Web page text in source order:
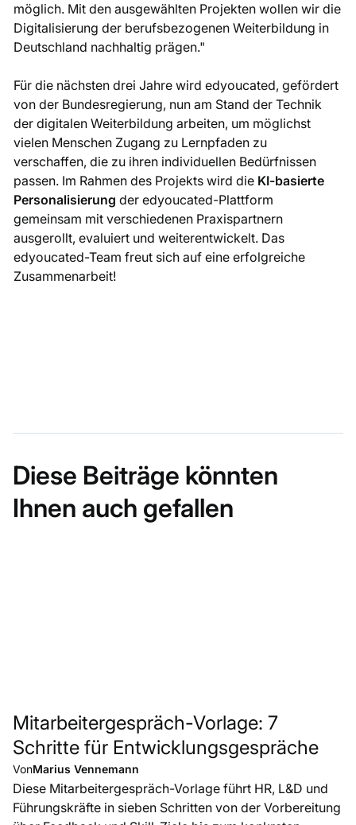
möglich. Mit den ausgewählten Projekten wollen wir die
Digitalisierung der berufsbezogenen Weiterbildung in
Deutschland nachhaltig prägen."
Für die nächsten drei Jahre wird edyoucated, gefördert
von der Bundesregierung, nun am Stand der Technik
der digitalen Weiterbildung arbeiten, um möglichst
vielen Menschen Zugang zu Lernpfaden zu
verschaffen, die zu ihren individuellen Bedürfnissen
passen. Im Rahmen des Projekts wird die KI-basierte
Personalisierung der edyoucated-Plattform
gemeinsam mit verschiedenen Praxispartnern
ausgerollt, evaluiert und weiterentwickelt. Das
edyoucated-Team freut sich auf eine erfolgreiche
Zusammenarbeit!
Diese Beiträge könnten
Ihnen auch gefallen
Mitarbeitergespräch-Vorlage: 7
Schritte für Entwicklungsgespräche
VonMarius Vennemann
Diese Mitarbeitergespräch-Vorlage führt HR, L&D und
Führungskräfte in sieben Schritten von der Vorbereitung